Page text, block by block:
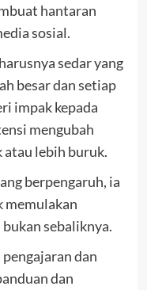
hantaran
sosial.
sedar yang
besar dan setiap
impak kepada
mengubah
atau lebih buruk.
berpengaruh, ia
memulakan
sebaliknya.
dan
dan